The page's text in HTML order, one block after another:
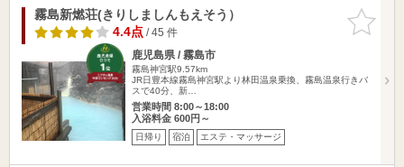
お気に入
りに追加
霧島新燃荘(きりしましんもえそう）
4.4点/ 45 件
鹿児島県 / 霧島市
霧島神宮駅9.57km
JR日豊本線霧島神宮駅より林田温泉乗換、霧島温泉行きバ
スで40分、新…
営業時間 8:00～18:00
入浴料金 600円～
日帰り 宿泊 エステ・マッサージ